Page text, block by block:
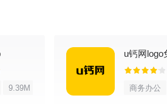
Windows版本的EssentialPIM（免费
（用来存注释和密码）和Google通讯录
色界面，日、周、月、年和议程等视图
灵活，能把任务组织成多棵树，子任务
9.39M 商务办公